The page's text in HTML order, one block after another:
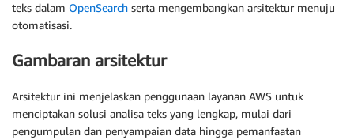
teks dalam OpenSearch serta mengembangkan arsitektur menuju
otomatisasi.
Gambaran arsitektur
Arsitektur ini menjelaskan penggunaan layanan AWS untuk
menciptakan solusi analisa teks yang lengkap, mulai dari
pengumpulan dan penyampaian data hingga pemanfaatan